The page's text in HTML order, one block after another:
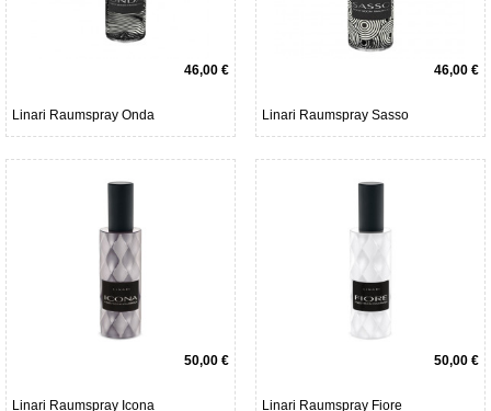
46,00 €
Linari Raumspray Onda
46,00 €
Linari Raumspray Sasso
50,00 €
Linari Raumspray Icona
50,00 €
Linari Raumspray Fiore